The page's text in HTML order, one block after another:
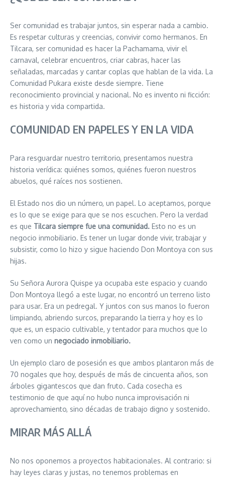
Ser comunidad es trabajar juntos, sin esperar nada a cambio.
Es respetar culturas y creencias, convivir como hermanos. En
Tilcara, ser comunidad es hacer la Pachamama, vivir el
carnaval, celebrar encuentros, criar cabras, hacer las
señaladas, marcadas y cantar coplas que hablan de la vida. La
Comunidad Pukara existe desde siempre. Tiene
reconocimiento provincial y nacional. No es invento ni ficción:
es historia y vida compartida.
COMUNIDAD EN PAPELES Y EN LA VIDA
Para resguardar nuestro territorio, presentamos nuestra
historia verídica: quiénes somos, quiénes fueron nuestros
abuelos, qué raíces nos sostienen.
El Estado nos dio un número, un papel. Lo aceptamos, porque
es lo que se exige para que se nos escuchen. Pero la verdad
es que Tilcara siempre fue una comunidad. Esto no es un
negocio inmobiliario. Es tener un lugar donde vivir, trabajar y
subsistir, como lo hizo y sigue haciendo Don Montoya con sus
hijas.
Su Señora Aurora Quispe ya ocupaba este espacio y cuando
Don Montoya llegó a este lugar, no encontró un terreno listo
para usar. Era un pedregal. Y juntos con sus manos lo fueron
limpiando, abriendo surcos, preparando la tierra y hoy es lo
que es, un espacio cultivable, y tentador para muchos que lo
ven como un negociado inmobiliario.
Un ejemplo claro de posesión es que ambos plantaron más de
70 nogales que hoy, después de más de cincuenta años, son
árboles gigantescos que dan fruto. Cada cosecha es
testimonio de que aquí no hubo nunca improvisación ni
aprovechamiento, sino décadas de trabajo digno y sostenido.
MIRAR MÁS ALLÁ
No nos oponemos a proyectos habitacionales. Al contrario: si
hay leyes claras y justas, no tenemos problemas en